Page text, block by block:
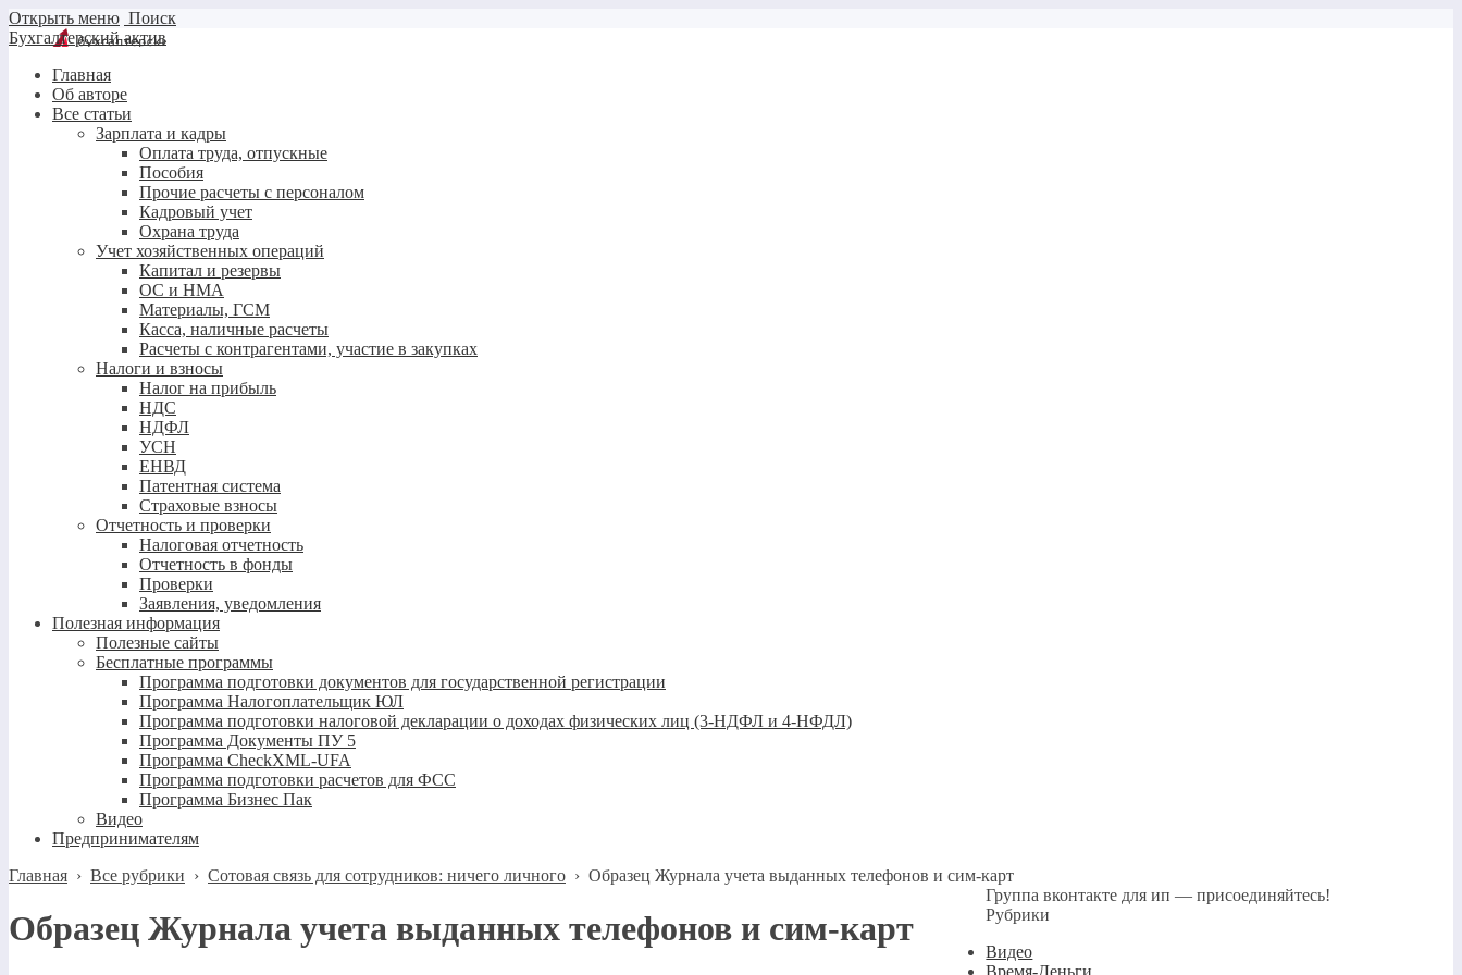
Открыть меню Поиск
Бухгалтерский актив
Главная
Об авторе
Все статьи
Зарплата и кадры
Оплата труда, отпускные
Пособия
Прочие расчеты с персоналом
Кадровый учет
Охрана труда
Учет хозяйственных операций
Капитал и резервы
ОС и НМА
Материалы, ГСМ
Касса, наличные расчеты
Расчеты с контрагентами, участие в закупках
Налоги и взносы
Налог на прибыль
НДС
НДФЛ
УСН
ЕНВД
Патентная система
Страховые взносы
Отчетность и проверки
Налоговая отчетность
Отчетность в фонды
Проверки
Заявления, уведомления
Полезная информация
Полезные сайты
Бесплатные программы
Программа подготовки документов для государственной регистрации
Программа Налогоплательщик ЮЛ
Программа подготовки налоговой декларации о доходах физических лиц (3-НДФЛ и 4-НФДЛ)
Программа Документы ПУ 5
Программа CheckXML-UFA
Программа подготовки расчетов для ФСС
Программа Бизнес Пак
Видео
Предпринимателям
Главная › Все рубрики › Сотовая связь для сотрудников: ничего личного › Образец Журнала учета выданных телефонов и сим-карт
Образец Журнала учета выданных телефонов и сим-карт
Группа вконтакте для ип — присоединяйтесь!
Рубрики
Видео
Время-Деньги